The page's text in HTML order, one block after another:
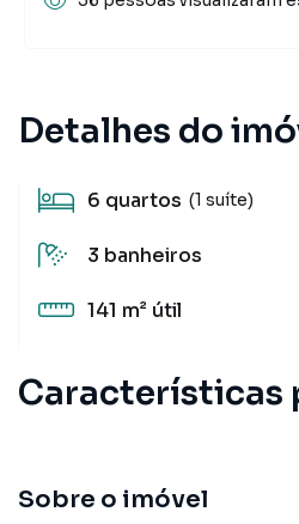
Detalhes do
6 quartos (1 suíte)
3 banheiros
141 m² útil
Características
Sobre o imóvel